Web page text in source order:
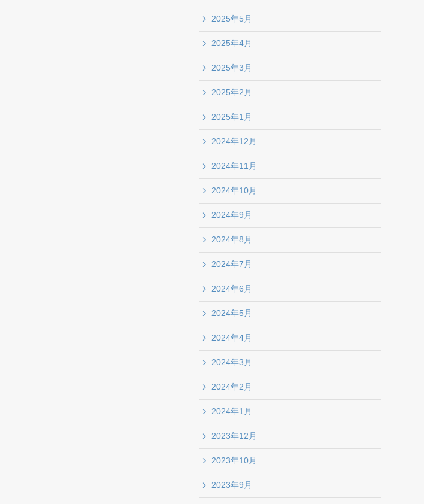
2025年5月
2025年4月
2025年3月
2025年2月
2025年1月
2024年12月
2024年11月
2024年10月
2024年9月
2024年8月
2024年7月
2024年6月
2024年5月
2024年4月
2024年3月
2024年2月
2024年1月
2023年12月
2023年10月
2023年9月